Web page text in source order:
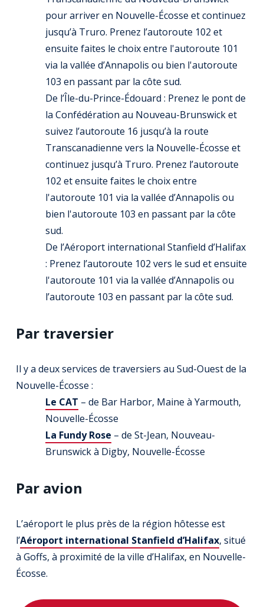
pour arriver en Nouvelle-Écosse et continuez
jusqu’à Truro. Prenez l’autoroute 102 et
ensuite faites le choix entre l'autoroute 101
via la vallée d’Annapolis ou bien l'autoroute
103 en passant par la côte sud.
De l’Île-du-Prince-Édouard : Prenez le pont de
la Confédération au Nouveau-Brunswick et
suivez l’autoroute 16 jusqu’à la route
Transcanadienne vers la Nouvelle-Écosse et
continuez jusqu’à Truro. Prenez l’autoroute
102 et ensuite faites le choix entre
l'autoroute 101 via la vallée d’Annapolis ou
bien l'autoroute 103 en passant par la côte
sud.
De l’Aéroport international Stanfield d’Halifax
: Prenez l’autoroute 102 vers le sud et ensuite
l'autoroute 101 via la vallée d’Annapolis ou
l’autoroute 103 en passant par la côte sud.
Par traversier
Il y a deux services de traversiers au Sud-Ouest de la
Nouvelle-Écosse :
Le CAT – de Bar Harbor, Maine à Yarmouth,
Nouvelle-Écosse
La Fundy Rose – de St-Jean, Nouveau-
Brunswick à Digby, Nouvelle-Écosse
Par avion
L’aéroport le plus près de la région hôtesse est
l’Aéroport international Stanfield d’Halifax, situé
à Goffs, à proximité de la ville d’Halifax, en Nouvelle-
Écosse.